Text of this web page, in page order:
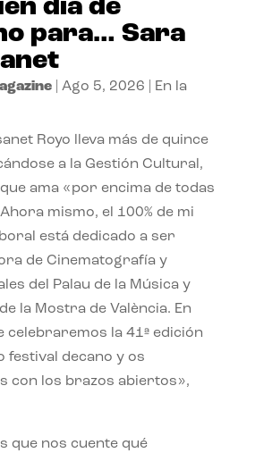
día de
para… Sara
| Ago 5, 2026
En la
Royo lleva más de quince
a la Gestión Cultural,
ama «por encima de todas
mismo, el 100% de mi
está dedicado a ser
de Cinematografía y
del Palau de la Música y
la Mostra de València. En
celebraremos la 41ª edición
festival decano y os
con los brazos abiertos»,
que nos cuente qué